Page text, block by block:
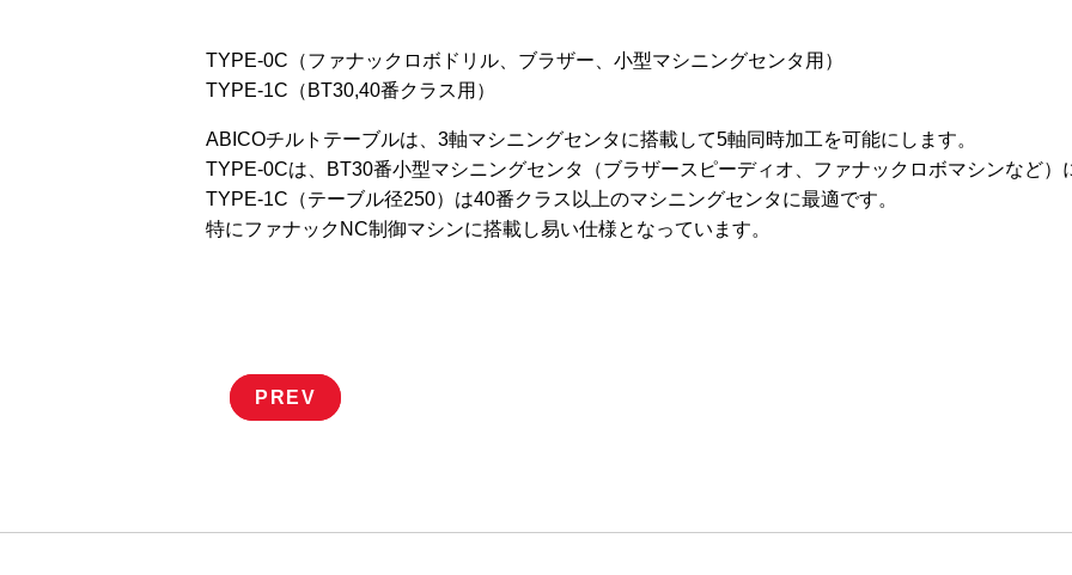
TYPE-0C（ファナックロボドリル、ブラザー、小型マシニングセンタ用）
TYPE-1C（BT30,40番クラス用）
ABICOチルトテーブルは、3軸マシニングセンタに搭載して5軸同時加工を可能にします。
TYPE-0Cは、BT30番小型マシニングセンタ（ブラザースピーディオ、ファナックロボマシンなど）
TYPE-1C（テーブル径250）は40番クラス以上のマシニングセンタに最適です。
特にファナックNC制御マシンに搭載し易い仕様となっています。
PREV